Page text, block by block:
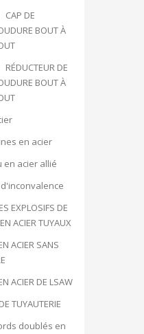
CAP DE
BOUT À
RÉDUCTEUR DE
BOUT À
en acier
en acier allié
EXPLOSIFS DE
ACIER TUYAUX
ACIER SANS
ACIER DE LSAW
TUYAUTERIE
doublés en